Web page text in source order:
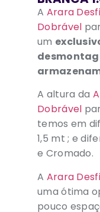
A Arara
Dobrável
um
A altura da
Dobrável
temos em
1,5 mt ; e
e Cromado.
A Arara
uma ótima
pouco